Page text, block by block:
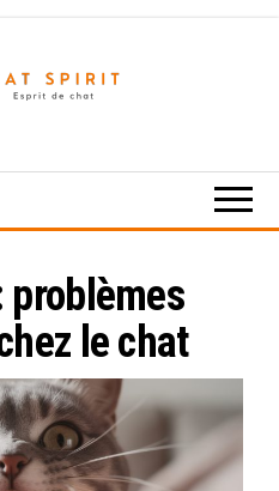
chat
problèmes
le chat